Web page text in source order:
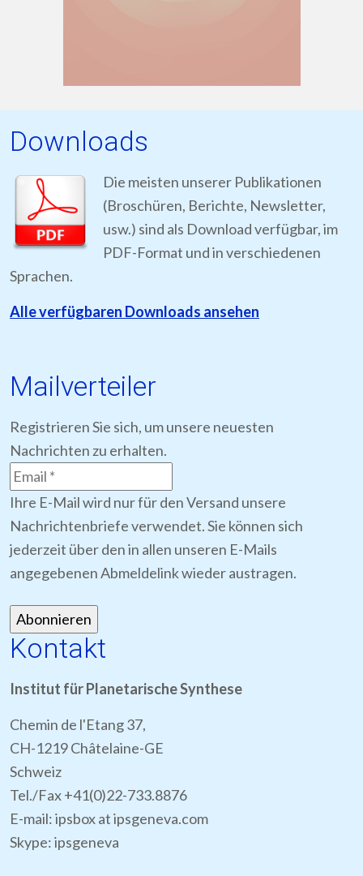
Downloads
Die meisten unserer Publikationen
(Broschüren, Berichte, Newsletter,
usw.) sind als Download verfügbar, im
PDF-Format und in verschiedenen
Sprachen.
Alle verfügbaren Downloads ansehen
Mailverteiler
Registrieren Sie sich, um unsere neuesten
Nachrichten zu erhalten.
Ihre E-Mail wird nur für den Versand unsere
Nachrichtenbriefe verwendet. Sie können sich
jederzeit über den in allen unseren E-Mails
angegebenen Abmeldelink wieder austragen.
Kontakt
Institut für Planetarische Synthese
Chemin de l'Etang 37,
CH-1219 Châtelaine-GE
Schweiz
Tel./Fax +41(0)22-733.8876
E-mail: ipsbox at ipsgeneva.com
Skype: ipsgeneva